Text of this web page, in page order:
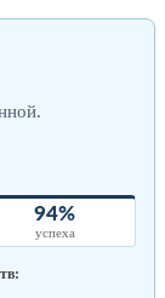
94%
успеха